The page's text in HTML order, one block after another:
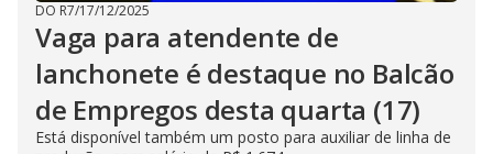
DO R7/17/12/2025
Vaga para atendente de
lanchonete é destaque no Balcão
de Empregos desta quarta (17)
Está disponível também um posto para auxiliar de linha de